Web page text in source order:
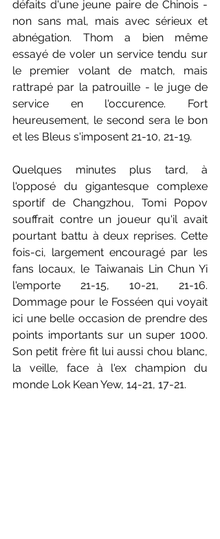
défaits d'une jeune paire de Chinois -
non sans mal, mais avec sérieux et
abnégation. Thom a bien même
essayé de voler un service tendu sur
le premier volant de match, mais
rattrapé par la patrouille - le juge de
service en l'occurence. Fort
heureusement, le second sera le bon
et les Bleus s'imposent 21-10, 21-19.
Quelques minutes plus tard, à
l'opposé du gigantesque complexe
sportif de Changzhou, Tomi Popov
souffrait contre un joueur qu'il avait
pourtant battu à deux reprises. Cette
fois-ci, largement encouragé par les
fans locaux, le Taiwanais Lin Chun Yi
l'emporte 21-15, 10-21, 21-16.
Dommage pour le Fosséen qui voyait
ici une belle occasion de prendre des
points importants sur un super 1000.
Son petit frère fit lui aussi chou blanc,
la veille, face à l'ex champion du
monde Lok Kean Yew, 14-21, 17-21.